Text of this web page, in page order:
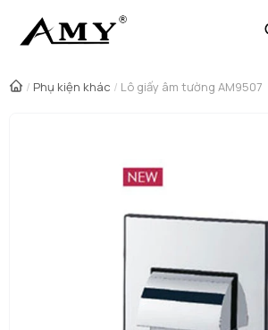
/ Phụ kiện khác / Lô giấy âm tường AM9507